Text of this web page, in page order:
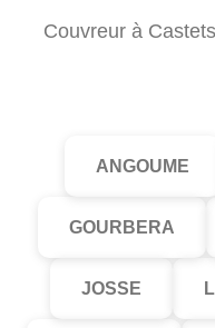
Couvreur à
ANGOUME
GOURBERA
JOSSE